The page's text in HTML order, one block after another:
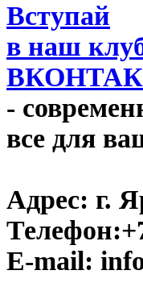
Вступай
в наш
-
все для
Адрес: г.
Телефон:
E-mail: